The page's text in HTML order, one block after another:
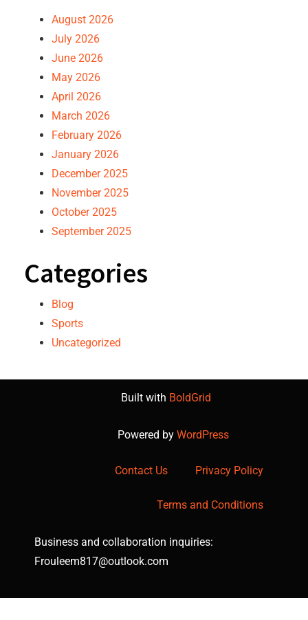
August 2026
July 2026
June 2026
May 2026
April 2026
March 2026
February 2026
January 2026
December 2025
November 2025
October 2025
September 2025
Categories
Blog
Sports
Uncategorized
Built with BoldGrid
Powered by WordPress
Contact Us Privacy Policy
Terms and Conditions
Business and collaboration inquiries:
Frouleem817@outlook.com